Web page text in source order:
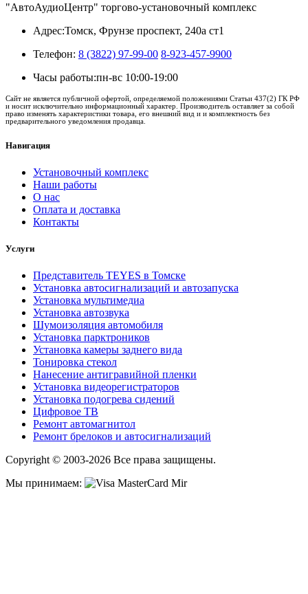
"АвтоАудиоЦентр" торгово-установочный комплекс
Адрес:Томск, Фрунзе проспект, 240а ст1
Телефон: 8 (3822) 97-99-00 8-923-457-9900
Часы работы:пн-вс 10:00-19:00
Сайт не является публичной офертой, определяемой положениями Статьи 437(2) ГК РФ
и носит исключительно информационный характер. Производитель оставляет за собой
право изменять характеристики товара, его внешний вид и и комплектность без
предварительного уведомления продавца.
Навигация
Установочный комплекс
Наши работы
О нас
Оплата и доставка
Контакты
Услуги
Представитель TEYES в Томске
Установка автосигнализаций и автозапуска
Установка мультимедиа
Установка автозвука
Шумоизоляция автомобиля
Установка парктроников
Установка камеры заднего вида
Тонировка стекол
Нанесение антигравийной пленки
Установка видеорегистраторов
Установка подогрева сидений
Цифровое ТВ
Ремонт автомагнитол
Ремонт брелоков и автосигнализаций
Copyright © 2003-2026 Все права защищены.
Мы принимаем: